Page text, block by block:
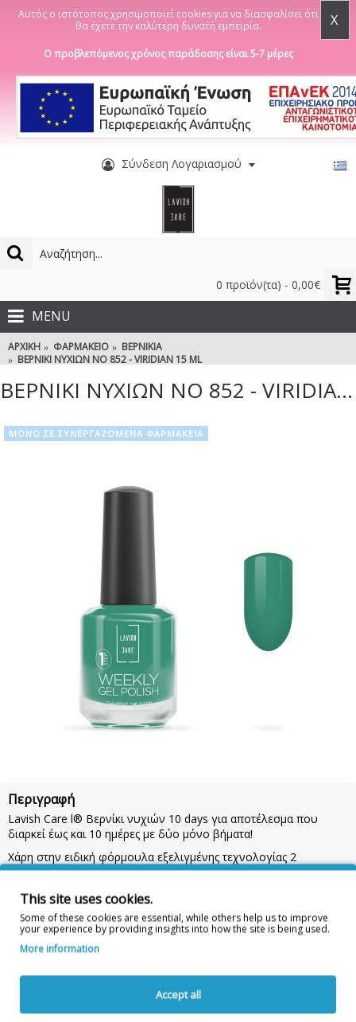
Αυτός ο ιστότοπος χρησιμοποιεί cookies για να διασφαλίσει ότι
θα έχετε την καλύτερη δυνατή εμπειρία.
X
Ο προβλεπόμενος χρόνος παράδοσης είναι 5-7 μέρες
Σύνδεση Λογαριασμού
0 προϊόν(τα) - 0,00€
MENU
ΑΡΧΙΚΉ ΦΑΡΜΑΚΕΊΟ
ΒΕΡΝΊΚΙΑ
ΒΕΡΝΊΚΙ ΝΥΧΙΏΝ NO 852 - VIRIDIAN 15 ML
ΒΕΡΝΊΚΙ ΝΥΧΙΏΝ NO 852 - VIRIDIAN 15 ML
ΜΟΝΟ ΣΕ ΣΥΝΕΡΓΑΖΟΜΕΝΑ ΦΑΡΜΑΚΕΙΑ
Περιγραφή
Lavish Care l® Βερνίκι νυχιών 10 days για αποτέλεσμα που
διαρκεί έως και 10 ημέρες με δύο μόνο βήματα!
Χάρη στην ειδική φόρμουλα εξελιγμένης τεχνολογίας 2
steps,εξασφαλίζει επαγγελματικό αποτέλεσμα, εύκολα και
Οδηγίες Χρήσης:
Απλώστε 2 στρώσεις χρώματος, αφήνοντας να
στεγνώσει η κάθε μια για 2-3 λεπτά.ΣΗΜΑΝΤΙΚΟ:Ολοκληρώστε
με το gel top coat.
Toluene, Χωρίς Formaldehyde
This site uses cookies.
Some of these cookies are essential, while others help us to improve
your experience by providing insights into how the site is being used.
More information
Accept all